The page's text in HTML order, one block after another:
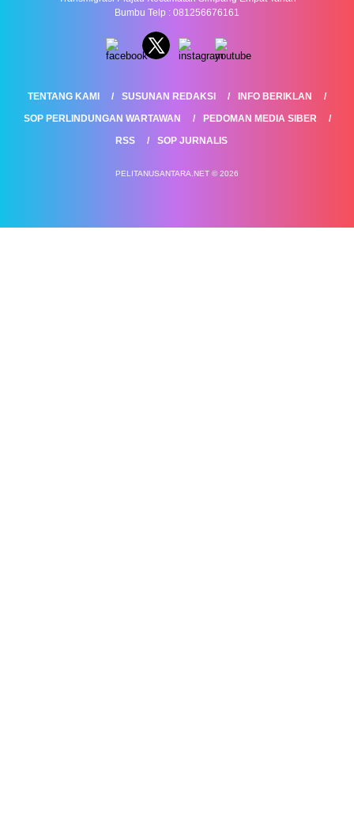
Bumbu Telp : 081256676161
TENTANG KAMI SUSUNAN REDAKSI
INFO BERIKLAN
SOP PERLINDUNGAN WARTAWAN
PEDOMAN MEDIA SIBER
RSS
SOP JURNALIS
PELITANUSANTARA.NET © 2026